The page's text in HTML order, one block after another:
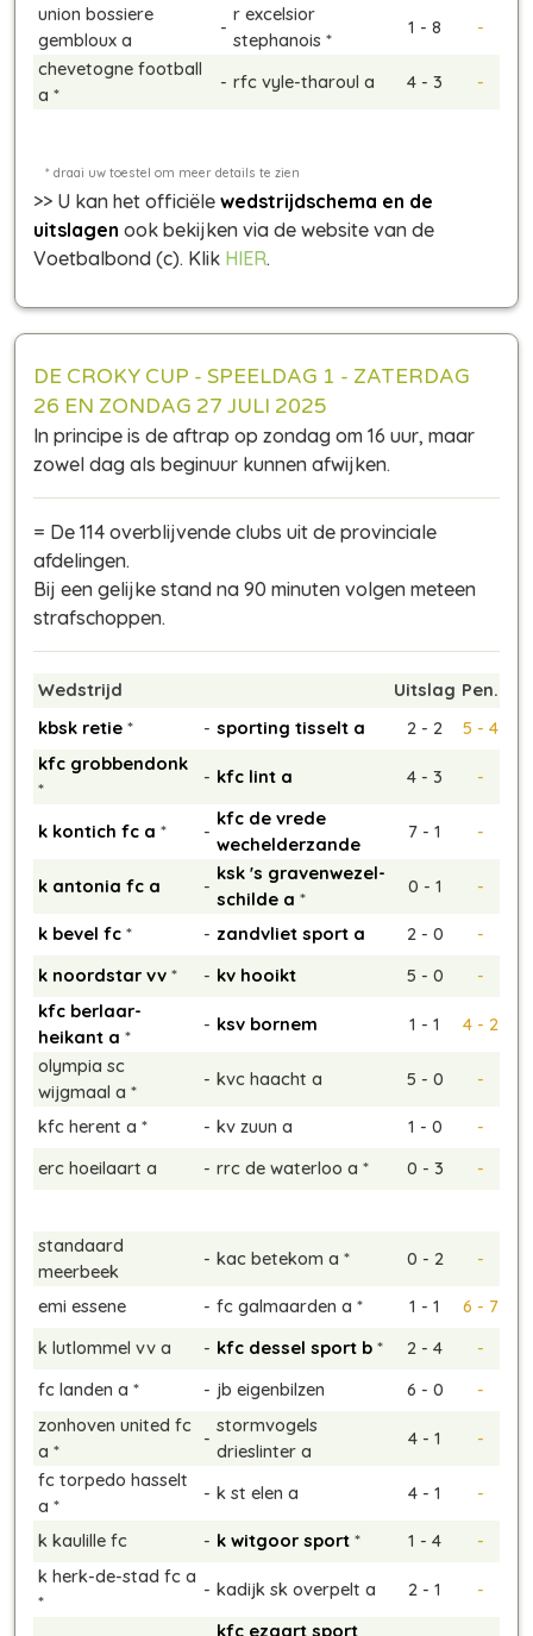
union bossiere
gembloux a
-
r excelsior
stephanois *
1 - 8
-
chevetogne football
a *
- rfc vyle-tharoul a 4 - 3 -
>> U kan het officiële wedstrijdschema en de
uitslagen ook bekijken via de website van de
Voetbalbond (c). Klik HIER.
DE CROKY CUP - SPEELDAG 1 - ZATERDAG
26 EN ZONDAG 27 JULI 2025
In principe is de aftrap op zondag om 16 uur, maar
zowel dag als beginuur kunnen afwijken.
= De 114 overblijvende clubs uit de provinciale
afdelingen.
Bij een gelijke stand na 90 minuten volgen meteen
strafschoppen.
Wedstrijd Uitslag Pen.
kbsk retie * - sporting tisselt a 2 - 2
5 - 4
kfc grobbendonk
*
- kfc lint a 4 - 3 -
k kontich fc a * -
kfc de vrede
wechelderzande
7 - 1 -
k antonia fc a -
ksk 's gravenwezel-
schilde a *
0 - 1 -
k bevel fc * - zandvliet sport a 2 - 0
-
k noordstar vv * - kv hooikt 5 - 0
-
kfc berlaar-
heikant a *
- ksv bornem 1 - 1
4 - 2
olympia sc
wijgmaal a *
- kvc haacht a 5 - 0 -
kfc herent a * - kv zuun a 1 - 0
-
erc hoeilaart a
- rrc de waterloo a * 0 - 3 -
standaard
meerbeek
- kac betekom a * 0 - 2 -
emi essene - fc galmaarden a * 1 - 1
6 - 7
k lutlommel vv a
- kfc dessel sport b * 2 - 4
-
fc landen a *
- jb eigenbilzen 6 - 0
-
zonhoven united fc
a *
-
stormvogels
drieslinter a
4 - 1
-
fc torpedo hasselt
a *
- k st elen a 4 - 1 -
k kaulille fc - k witgoor sport * 1 - 4
-
k herk-de-stad fc a
*
- kadijk sk overpelt a 2 - 1 -
kfc ezaart sport